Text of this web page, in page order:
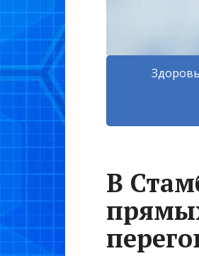
В